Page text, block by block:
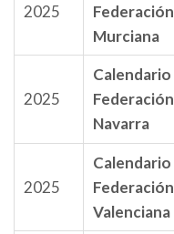
2025
Federación
Murciana
2025
Calendario
Federación
Navarra
2025
Calendario
Federación
Valenciana